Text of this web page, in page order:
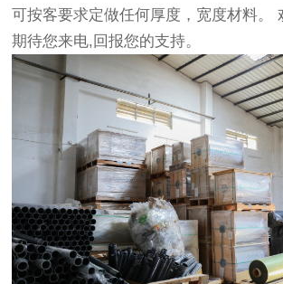
可按客要求定做任何厚度，宽度材料。
期待您来电,回报您的支持。